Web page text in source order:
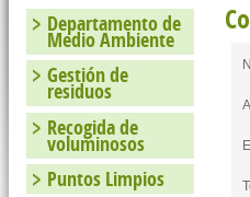
Departamento de
Medio Ambiente
Gestión de
residuos
Recogida de
voluminosos
Puntos Limpios